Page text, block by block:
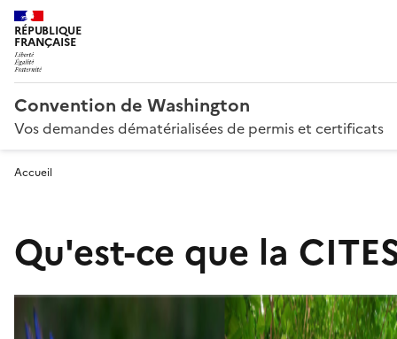
RÉPUBLIQUE
FRANÇAISE
Convention de Washington
Vos demandes dématérialisées de permis et certificats
Accueil
Qu'est-ce que la